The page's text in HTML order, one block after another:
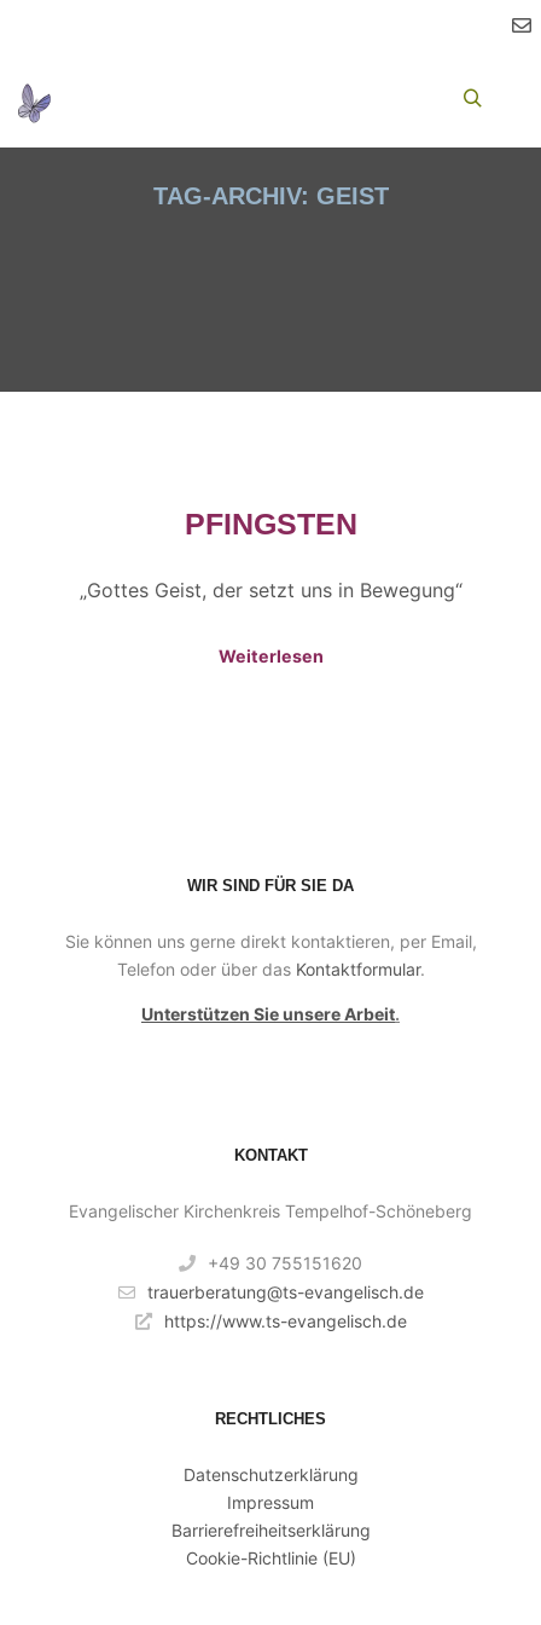
TAG-ARCHIV: GEIST
PFINGSTEN
„Gottes Geist, der setzt uns in Bewegung“
Weiterlesen
WIR SIND FÜR SIE DA
Sie können uns gerne direkt kontaktieren, per Email,
Telefon oder über das Kontaktformular.
Unterstützen Sie unsere Arbeit.
KONTAKT
Evangelischer Kirchenkreis Tempelhof-Schöneberg
+49 30 755151620
trauerberatung@ts-evangelisch.de
https://www.ts-evangelisch.de
RECHTLICHES
Datenschutzerklärung
Impressum
Barrierefreiheitserklärung
Cookie-Richtlinie (EU)